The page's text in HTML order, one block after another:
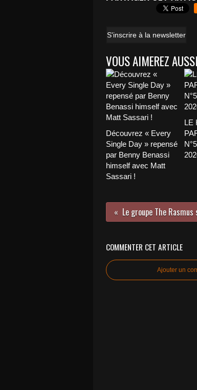
S'inscrire à la newsletter
VOUS AIMEREZ
Découvrez « Every
Single Day » repensé
par Benny Benassi
himself avec Matt
Sassari !
LE
COMMENTER CET ARTICLE
Ajouter un